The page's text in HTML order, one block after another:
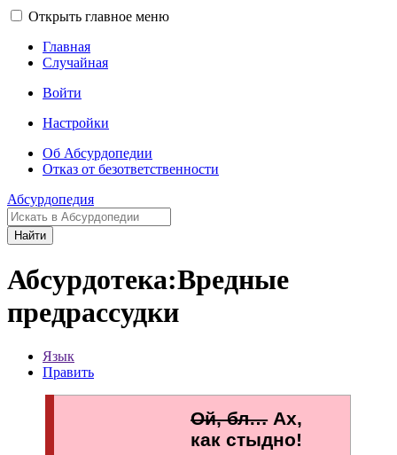
Открыть главное меню
Главная
Случайная
Войти
Настройки
Об Абсурдопедии
Отказ от безответственности
Абсурдопедия
Найти
Абсурдотека:Вредные
предрассудки
Язык
Править
Ой, бл…Ах,
как стыдно!